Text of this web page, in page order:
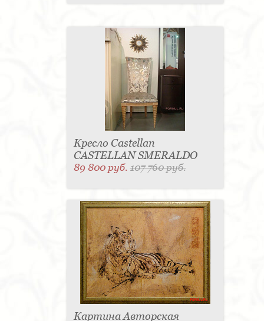
Кресло Castellan
CASTELLAN SMERALDO
89 800 руб.107 760 руб.
Картина Авторская